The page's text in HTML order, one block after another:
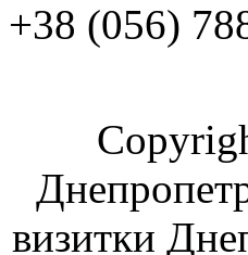
+38 (056)
визитки